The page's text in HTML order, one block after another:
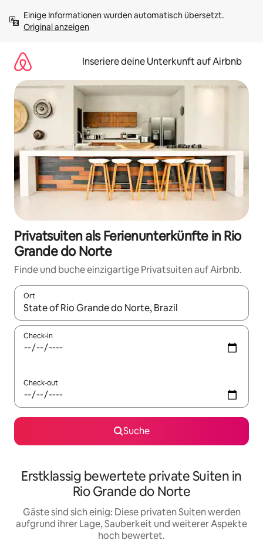
Inhalten
springenOriginal anzeigen
Inseriere deine Unterkunft auf Airbnb
Privatsuiten als Ferienunterkünfte in Rio
Grande do Norte
Finde und buche einzigartige Privatsuiten auf Airbnb.
Ort
Wenn Ergebnisse verfügbar sind, navigiere mit den
Check-in
Check-out
Suche
Erstklassig bewertete private Suiten in
Rio Grande do Norte
Gäste sind sich einig: Diese privaten Suiten werden
aufgrund ihrer Lage, Sauberkeit und weiterer Aspekte
hoch bewertet.